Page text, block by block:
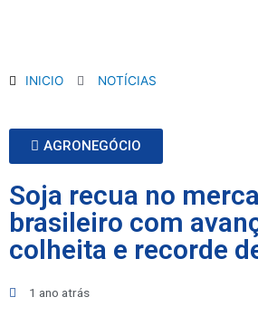
INICIO NOTÍCIAS
AGRONEGÓCIO
Soja recua no
brasileiro com
colheita e recorde
1 ano atrás
MATO GROSSO
VARIEDADES
BALCÃO DE EMPREGOS